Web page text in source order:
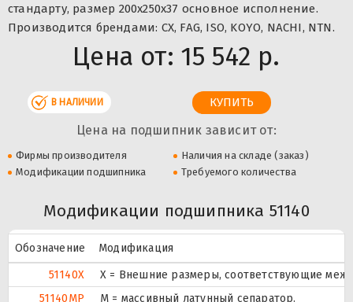
стандарту, размер 200x250x37 основное исполнение.
Производится брендами: CX, FAG, ISO, KOYO, NACHI, NTN.
Цена от: 15 542 р.
В НАЛИЧИИ
Цена на подшипник зависит от:
Фирмы производителя
Наличия на складе (заказ)
Модификации подшипника
Требуемого количества
Модификации подшипника 51140
Обозначение
Модификация
51140X
X = Внешние размеры, соответствующие
51140MP
M = массивный латунный сепаратор.